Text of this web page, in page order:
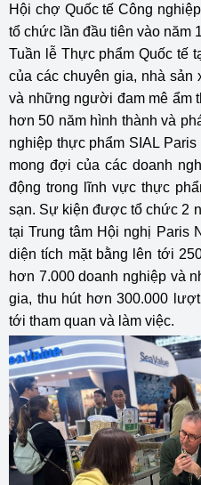
Hội chợ Quốc tế Công
tổ chức lần đầu tiên vào năm
Tuần lễ Thực phẩm Quốc tế
của các chuyên gia, nhà
và những người đam mê ẩm
hơn 50 năm hình thành và
nghiệp thực phẩm SIAL
mong đợi của các doanh
động trong lĩnh vực thực
sạn. Sự kiện được tổ chức 2
tại Trung tâm Hội nghị Paris
diện tích mặt bằng lên tới
hơn 7.000 doanh nghiệp và
gia, thu hút hơn 300.000
tới tham quan và làm việc.